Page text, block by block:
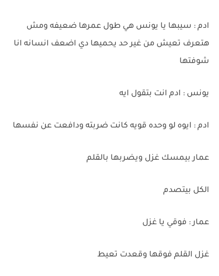
ادم : سيبها يا يونس هي طول عمرها ضعيفه ومش
هتعرف تعيش من غير حد يحميها دي اضعف انسانه انا
شوفتها
يونس : ادم انت بتقول ايه
ادم : ايوه لو وحده قويه كانت ضربته ودافعت عن نفسها
عمار بيمسك غزل ويضربها بالقلم
الكل بيتصدم
عمار : فوقي يا غزل
غزل القلم فوقها وقعدت تعيط